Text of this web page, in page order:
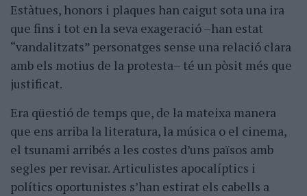
Estàtues, honors i plaques han caigut sota una ira
que fins i tot en la seva exageració –han estat
“vandalitzats” personatges sense una relació clara
amb els motius de la protesta– té un pòsit més que
justificat.
Era qüestió de temps que, de la mateixa manera
que ens arriba la literatura, la música o el cinema,
el tsunami arribés a les costes d’uns països amb
segles per revisar. Articulistes apocalíptics i
polítics oportunistes s’han estirat els cabells a